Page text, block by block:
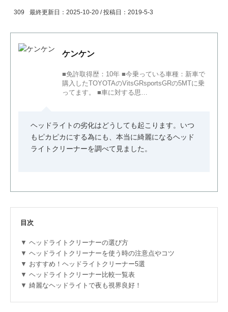
309 最終更新日：2025-10-20 / 投稿日： 2019-5-3
ケンケン
■免許取得歴：10年 ■今乗っている車種：新車で
購入したTOYOTAのVitsGRsportsGRの5MTに乗
ってます。 ■車に対する思…
ヘッドライトの劣化はどうしても起こります。いつ
もピカピカにする為にも、本当に綺麗になるヘッド
ライトクリーナーを調べて見ました。
目次
ヘッドライトクリーナーの選び方
ヘッドライトクリーナーを使う時の注意点やコツ
おすすめ！ヘッドライトクリーナー5選
ヘッドライトクリーナー比較一覧表
綺麗なヘッドライトで夜も視界良好！